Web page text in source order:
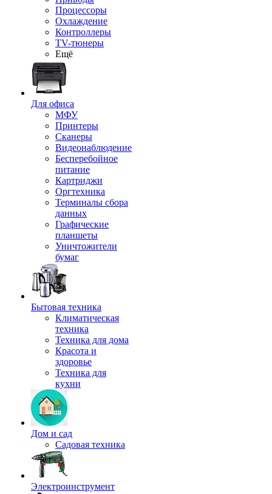
Процессоры
Охлаждение
Контроллеры
TV-тюнеры
Ещё
Для офиса
МФУ
Принтеры
Сканеры
Видеонаблюдение
Бесперебойное
питание
Картриджи
Оргтехника
Терминалы сбора
данных
Графические
планшеты
Уничтожители
бумаг
Бытовая техника
Климатическая
техника
Техника для дома
Красота и
здоровье
Техника для
кухни
Дом и сад
Садовая техника
Электроинструмент